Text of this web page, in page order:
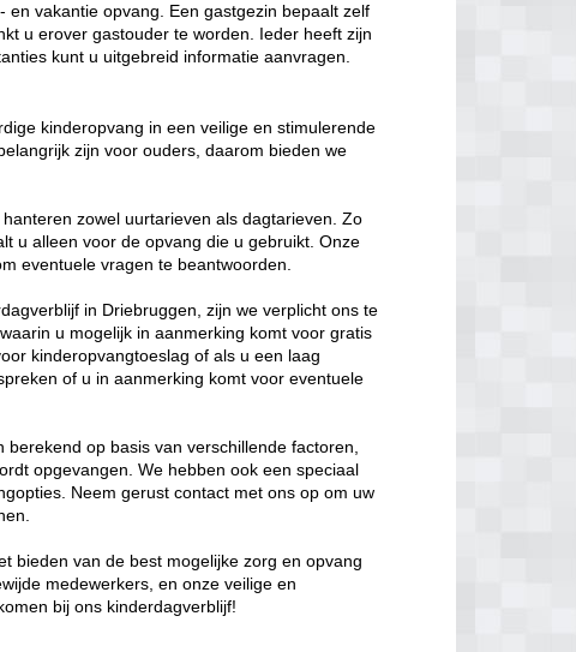
vakantie opvang. Een gastgezin bepaalt zelf
u erover gastouder te worden. Ieder heeft zijn
kunt u uitgebreid informatie aanvragen.
kinderopvang in een veilige en stimulerende
zijn voor ouders, daarom bieden we
zowel uurtarieven als dagtarieven. Zo
u alleen voor de opvang die u gebruikt. Onze
eventuele vragen te beantwoorden.
in Driebruggen, zijn we verplicht ons te
u mogelijk in aanmerking komt voor gratis
kinderopvangtoeslag of als u een laag
of u in aanmerking komt voor eventuele
op basis van verschillende factoren,
opgevangen. We hebben ook een speciaal
Neem gerust contact met ons op om uw
bieden van de best mogelijke zorg en opvang
medewerkers, en onze veilige en
bij ons kinderdagverblijf!